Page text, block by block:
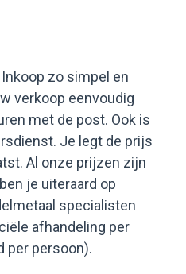
zo simpel en
verkoop eenvoudig
met de post. Ook is
Je legt de prijs
Al onze prijzen zijn
je uiteraard op
specialisten
afhandeling per
per persoon).